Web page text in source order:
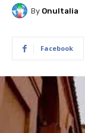
By OnuItalia
Facebook